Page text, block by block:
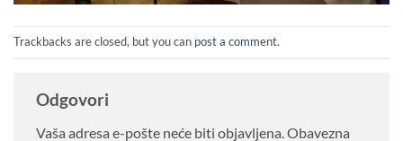
Trackbacks are closed, but you can post a comment.
Odgovori
Vaša adresa e-pošte neće biti objavljena.Obavezna